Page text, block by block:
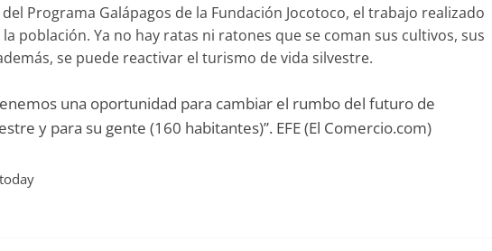
Programa Galápagos de la Fundación Jocotoco, el trabajo realizado
población. Ya no hay ratas ni ratones que se coman sus cultivos, sus
se puede reactivar el turismo de vida silvestre.
una oportunidad para cambiar el rumbo del futuro de
y para su gente (160 habitantes)”. EFE (El Comercio.com)